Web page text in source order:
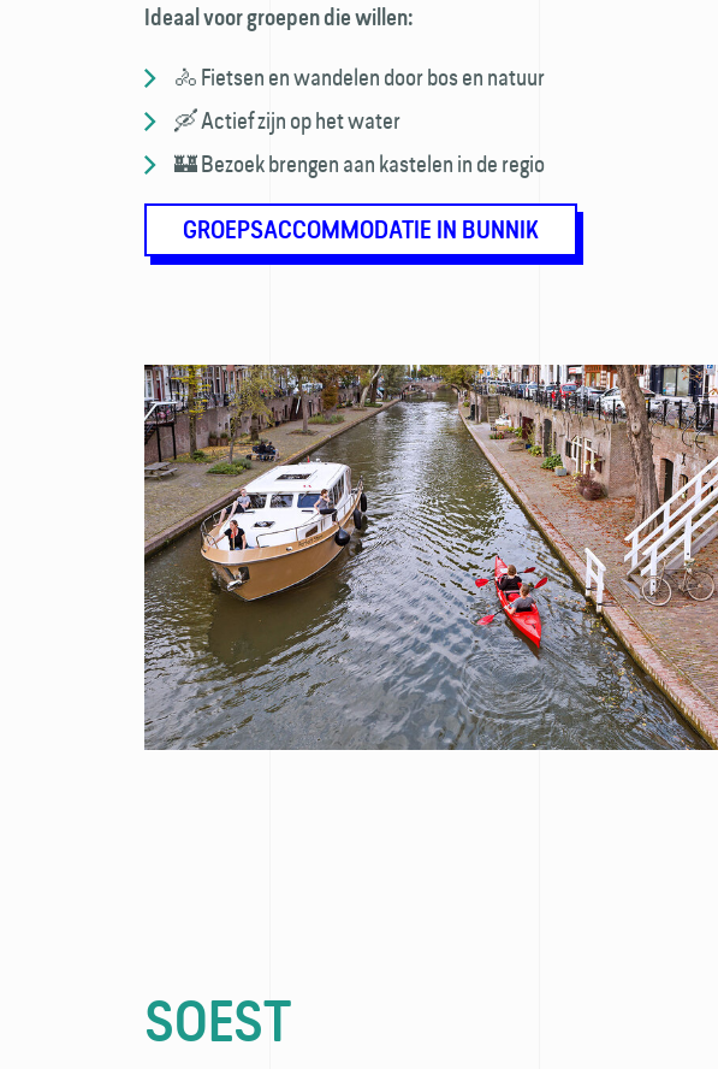
Ideaal voor groepen die willen:
🚴 Fietsen en wandelen door bos en natuur
🛶 Actief zijn op het water
🏰 Bezoek brengen aan kastelen in de regio
GROEPSACCOMMODATIE IN BUNNIK
SOEST